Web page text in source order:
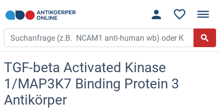
TGF-beta Activated Kinase
1/MAP3K7 Binding Protein 3
Antikörper